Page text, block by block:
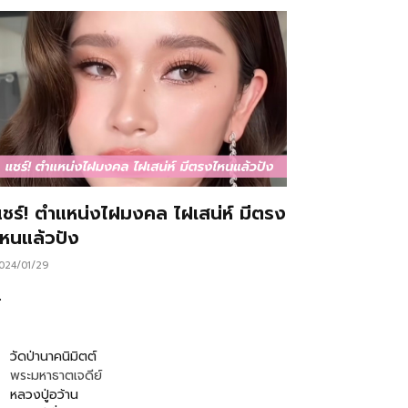
ร์! ตำแหน่งไฝมงคล ไฝเสน่ห์ มีตรง
นแล้วปัง
01/29
วัดป่านาคนิมิตต์
พระมหาธาตเจดีย์
หลวงปู่อว้าน